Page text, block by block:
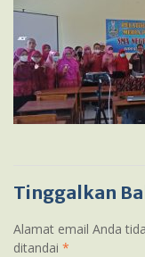
Tinggalkan
Alamat email Anda
ditandai *